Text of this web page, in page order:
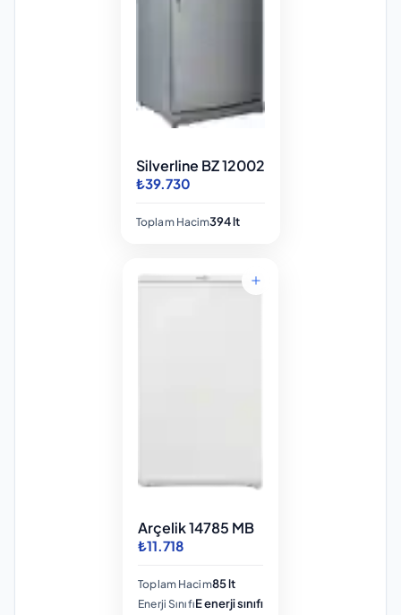
Silverline BZ 12002
₺39.730
Toplam Hacim394 lt
Arçelik 14785 MB
₺11.718
Toplam Hacim85 lt
Enerji SınıfıE enerji sınıfı